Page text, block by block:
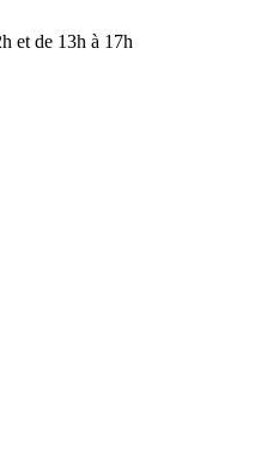
et de 13h à 17h
— Nos bureaux sont